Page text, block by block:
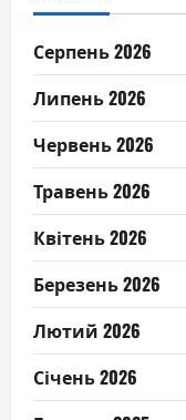
Серпень 2026
Липень 2026
Червень 2026
Травень 2026
Квітень 2026
Березень 2026
Лютий 2026
Січень 2026